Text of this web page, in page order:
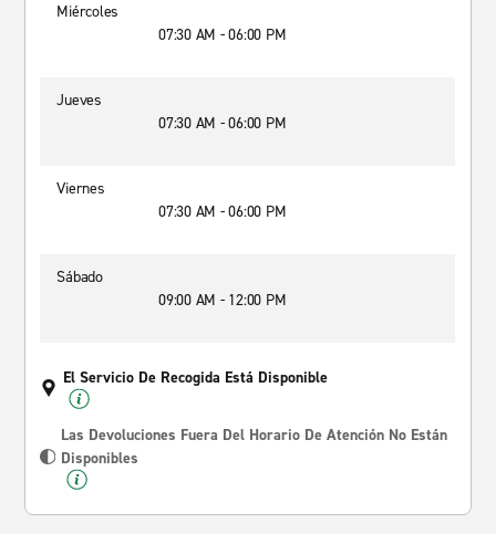
Miércoles
07:30 AM - 06:00 PM
Jueves
07:30 AM - 06:00 PM
Viernes
07:30 AM - 06:00 PM
Sábado
09:00 AM - 12:00 PM
El Servicio De Recogida Está Disponible
Las Devoluciones Fuera Del Horario De Atención No Están
Disponibles